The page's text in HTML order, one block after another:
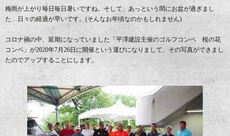
梅雨が上がり毎日毎日暑いですね。そして、あっという間にお盆が過ぎまし
た…日々の経過が早いです。(そんなお年頃なのかもしれません)
コロナ禍の中、延期になっていました「平澤建設主催のゴルフコンペ 桜の花
コンペ」が2020年7月26日に開催という運びになりまして、その写真ができまし
たのでアップすることにします。